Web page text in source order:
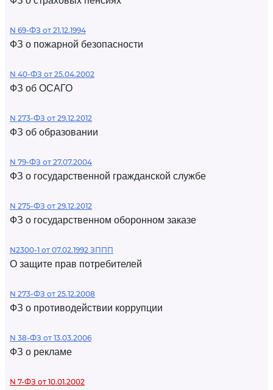
N 69-ФЗ от 21.12.1994
ФЗ о пожарной безопасности
N 40-ФЗ от 25.04.2002
ФЗ об ОСАГО
N 273-ФЗ от 29.12.2012
ФЗ об образовании
N 79-ФЗ от 27.07.2004
ФЗ о государственной гражданской службе
N 275-ФЗ от 29.12.2012
ФЗ о государственном оборонном заказе
N2300-1 от 07.02.1992 ЗППП
О защите прав потребителей
N 273-ФЗ от 25.12.2008
ФЗ о противодействии коррупции
N 38-ФЗ от 13.03.2006
ФЗ о рекламе
N 7-ФЗ от 10.01.2002